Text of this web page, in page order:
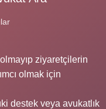
ziyaretçilerin
olmak için
destek veya avukatlık